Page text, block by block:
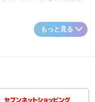
もっと見る